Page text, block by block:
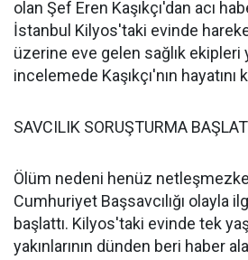
olan Şef Eren Kaşıkçı'dan acı
İstanbul Kilyos'taki evinde
üzerine eve gelen sağlık ekipleri
incelemede Kaşıkçı'nın
SAVCILIK SORUŞTURMA
Ölüm nedeni henüz
Cumhuriyet Başsavcılığı olayla
başlattı. Kilyos'taki evinde tek
yakınlarının dünden beri haber